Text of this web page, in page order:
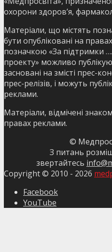
охорони здоров’я,
Матеріали, що містять
бути опубліковані на
позначкою «За підтримки
проекту» можливо
засновані на змісті прес-
прес-релізів, і можуть
реклами.
Матеріали, відмічені
правах реклами.
©
З питань
звертайтесь
Copyright © 2010 - 2026
Facebook
YouTube